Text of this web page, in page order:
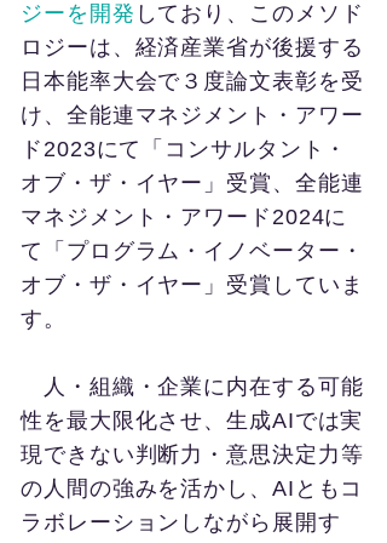
ジーを開発 しており、このメソド
ロジーは、経済産業省が後援する
日本能率大会で３度論文表彰を受
け、全能連マネジメント・アワー
ド2023にて「コンサルタント・
オブ・ザ・イヤー」受賞、全能連
マネジメント・アワード2024に
て「プログラム・イノベーター・
オブ・ザ・イヤー」受賞していま
す。
人・組織・企業に内在する可能
性を最大限化させ、生成AIでは実
現できない判断力・意思決定力等
の人間の強みを活かし、AIともコ
ラボレーションしながら展開す